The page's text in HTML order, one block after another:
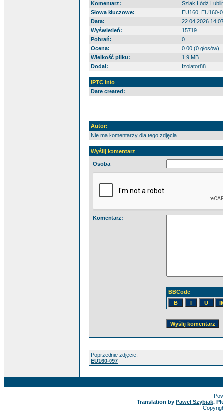
Komentarz:
Szlak Łódź
Słowa kluczowe:
EU160 EU160-
Data:
22.04.2026 14:07
Wyświetleń:
15719
Pobrań:
0
Ocena:
0.00 (0 głosów)
Wielkość pliku:
1.9 MB
Dodał:
Izolator88
IPTC Info
Date created:
Autor:
Nie ma komentarzy dla tego zdjęcia
Wyślij komentarz
Osoba:
Komentarz:
BBCode
Poprzednie zdjęcie:
EU160-097
Translation by Paweł Szybiak.